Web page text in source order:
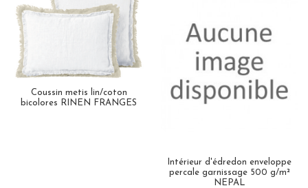
Coussin metis lin/coton
bicolores RINEN FRANGES
Intérieur d'édredon enveloppe
percale garnissage 500 g/m²
NEPAL